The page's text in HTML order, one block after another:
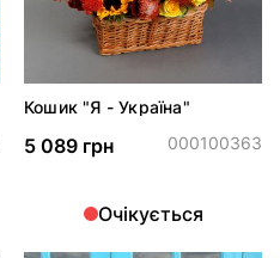
Кошик "Я - Україна"
5 089 грн 000100363
Очікується